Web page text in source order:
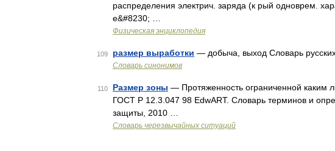
распределения электрич. заряда (к рый одноврем.
е&#8230; …
Физическая энциклопедия
109 размер выработки — добыча, выход Словарь
Словарь синонимов
110 Размер зоны — Протяженность ограниченной каким
ГОСТ Р 12.3.047 98 EdwART. Словарь терминов и
защиты, 2010 …
Словарь черезвычайных ситуаций